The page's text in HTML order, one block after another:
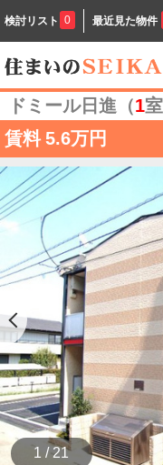
検討リスト 0 最近見た物件
ドミール日進（1室
賃料 5.6万円
1 / 21